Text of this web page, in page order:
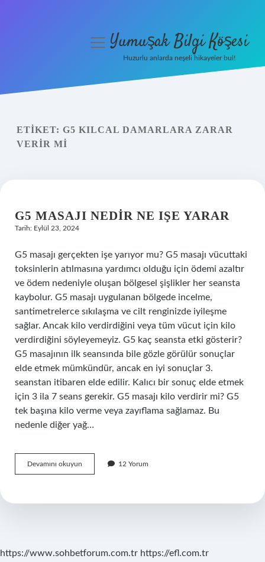
Yasal Uyarı
menüyüYumuşak Bilgi Köşesi
Huzurlu anlarda neşeli hikayeler bul!
ETIKET: G5 KILCAL DAMARLARA ZARAR
VERIR MI
G5 MASAJI NEDIR NE IŞE YARAR
Tarih: Eylül 23, 2024
G5 masajı gerçekten işe yarıyor mu? G5 masajı vücuttaki
toksinlerin atılmasına yardımcı olduğu için ödemi azaltır
ve ödem nedeniyle oluşan bölgesel şişlikler her seansta
kaybolur. G5 masajı uygulanan bölgede incelme,
santimetrelerce sıkılaşma ve cilt renginizde iyileşme
sağlar. Ancak kilo verdirdiğini veya tüm vücut için kilo
verdirdiğini söyleyemeyiz. G5 kaç seansta etki gösterir?
G5 masajının ilk seansında bile gözle görülür sonuçlar
elde etmek mümkündür, ancak en iyi sonuçlar 3.
seanstan itibaren elde edilir. Kalıcı bir sonuç elde etmek
için 3 ila 7 seans gerekir. G5 masajı kilo verdirir mi? G5
tek başına kilo verme veya zayıflama sağlamaz. Bu
nedenle diğer yağ…
Devamını okuyun
Masajı
Işe
12 Yorum
https://www.sohbetforum.com.tr https://efl.com.tr